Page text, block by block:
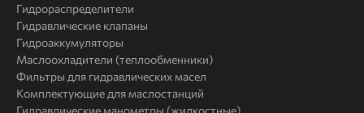
Гидрораспределители
Гидравлические клапаны
Гидроаккумуляторы
Маслоохладители (теплообменники)
Фильтры для гидравлических масел
Комплектующие для маслостанций
Гидравлические манометры (жидкостные)